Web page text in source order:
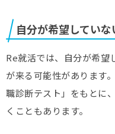
自分が希望してい
Re就活では、自分が希望
が来る可能性があります
職診断テスト」をもとに
くこともあります。